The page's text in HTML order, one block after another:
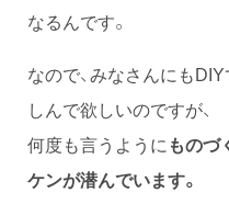
なるんです。
なので、みなさんにも
しんで欲しいのですが、
何度も言うように ものづ
ケンが潜んでいます。